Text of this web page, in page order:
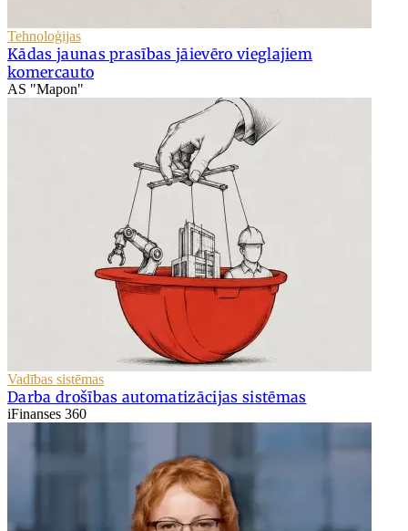
Tehnoloģijas
Kādas jaunas prasības jāievēro vieglajiem
komercauto
AS "Mapon"
Vadības sistēmas
Darba drošības automatizācijas sistēmas
iFinanses 360